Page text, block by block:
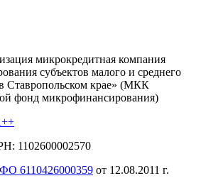
микрокредитная компания
субъектов малого и среднего
Ставропольском крае» (МКК
фонд микрофинансирования)
1102600002570
6110426000359 от 12.08.2011 г.